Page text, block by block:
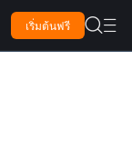
เริ่มต้นฟรี  